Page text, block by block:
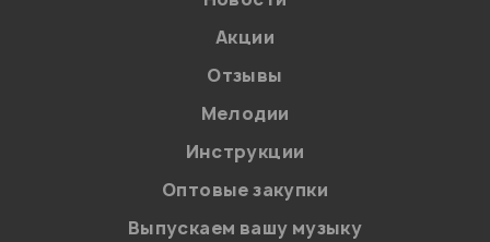
на обработку персональных данных в
Политикой в отношении обработки
персональных данных.
Введите проверочное число:
Акции
Отзывы
Мелодии
Инструкции
Оптовые закупки
Выпускаем вашу музыку